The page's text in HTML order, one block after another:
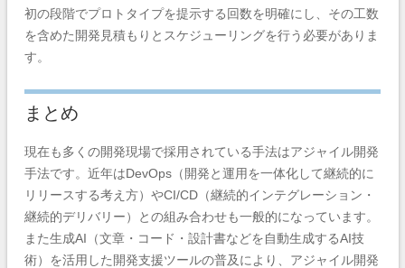
初の段階でプロトタイプを提示する回数を明確にし、その工数
を含めた開発見積もりとスケジューリングを行う必要がありま
す。
まとめ
現在も多くの開発現場で採用されている手法はアジャイル開発
手法です。近年はDevOps（開発と運用を一体化して継続的に
リリースする考え方）やCI/CD（継続的インテグレーション・
継続的デリバリー）との組み合わせも一般的になっています。
また生成AI（文章・コード・設計書などを自動生成するAI技
術）を活用した開発支援ツールの普及により、アジャイル開発